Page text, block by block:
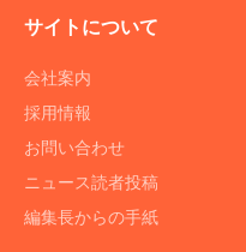
サイトについて
会社案内
採用情報
お問い合わせ
ニュース読者投稿
編集長からの手紙